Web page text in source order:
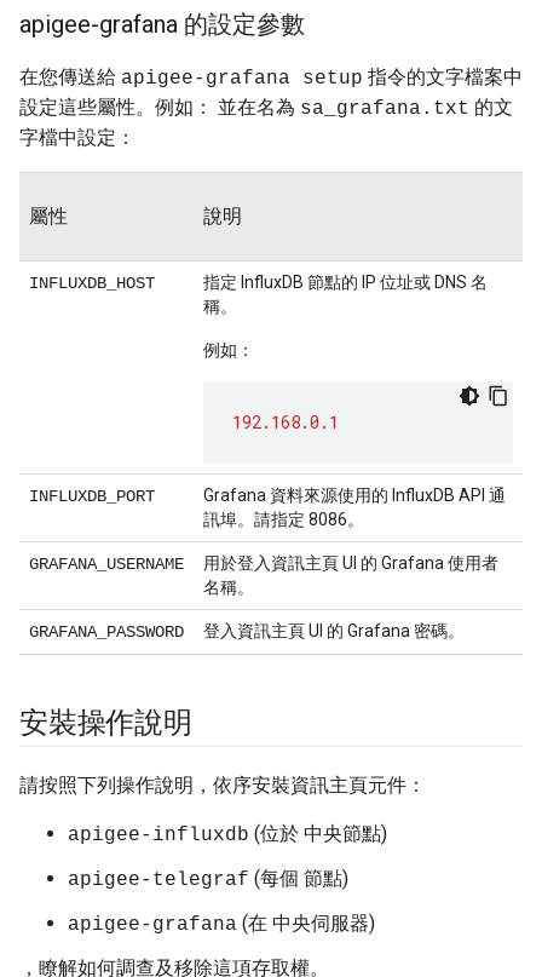
apigee-grafana 的設定參數
在您傳送給 apigee-grafana setup 指令的文字檔案中
設定這些屬性。例如： 並在名為 sa_grafana.txt 的文
字檔中設定：
屬性 說明
INFLUXDB_HOST
指定 InfluxDB 節點的 IP 位址或 DNS 名
稱。
例如：
192.168.0.1
INFLUXDB_PORT
Grafana 資料來源使用的 InfluxDB API 通
訊埠。請指定 8086。
GRAFANA_USERNAME
用於登入資訊主頁 UI 的 Grafana 使用者
名稱。
GRAFANA_PASSWORD 登入資訊主頁 UI 的 Grafana 密碼。
安裝操作說明
請按照下列操作說明，依序安裝資訊主頁元件：
apigee-influxdb (位於 中央節點)
apigee-telegraf (每個 節點)
apigee-grafana (在 中央伺服器)
，瞭解如何調查及移除這項存取權。